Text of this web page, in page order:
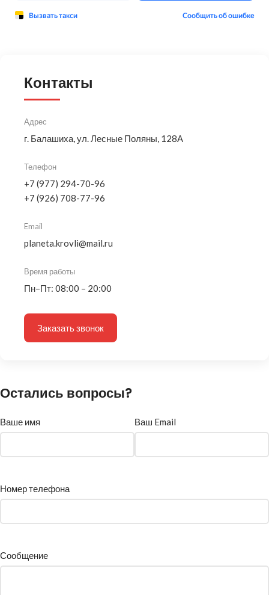
Контакты
Адрес
г. Балашиха, ул. Лесные Поляны, 128А
Телефон
+7 (977) 294-70-96
+7 (926) 708-77-96
Email
planeta.krovli@mail.ru
Время работы
Пн–Пт: 08:00 – 20:00
Заказать звонок
Остались вопросы?
Ваше имя Ваш Email
Номер телефона
Сообщение